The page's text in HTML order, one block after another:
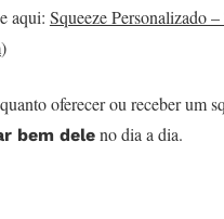
aqui: Squeeze Personalizado
)
oferecer ou receber um
bem deleno dia a dia.